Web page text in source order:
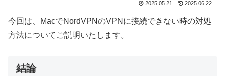
2025.05.21 2025.06.22
今回は、MacでNordVPNのVPNに接続できない時の対処
方法についてご説明いたします。
結論